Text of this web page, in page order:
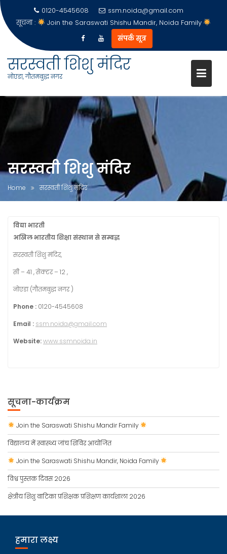
content
0120-4545608
ssm.noida@gmail.com
सूचना :
Join the Saraswati Shishu Mandir, Noida Family
संपर्क सूत्र
सरस्वती शिशु मंदिर
नोएडा, गौतमबुद्ध नगर
सरस्वती शिशु मंदिर
Home सरस्वती शिशु मंदिर
विद्या भारती
अखिल भारतीय शिक्षा संस्थान से सम्बद्ध
सरस्वती शिशु मंदिर,
सी – 41 , सेक्टर – 12 ,
नोएडा (गौतमबुद्ध नगर )
Phone : 0120-4545608
Email : ssm.noida@gmail.com
Website:www.ssmnoida.in
सूचना-कार्यक्रम
Join the Saraswati Shishu Mandir Family
विद्यालय में स्वास्थ्य जांच शिविर आयोजित
Join the Saraswati Shishu Mandir, Noida Family
विश्व पुस्तक दिवस 2026
क्षेत्रीय शिशु वाटिका प्रशिक्षक प्रशिक्षण कार्यशाला 2026
हमारा लक्ष्य